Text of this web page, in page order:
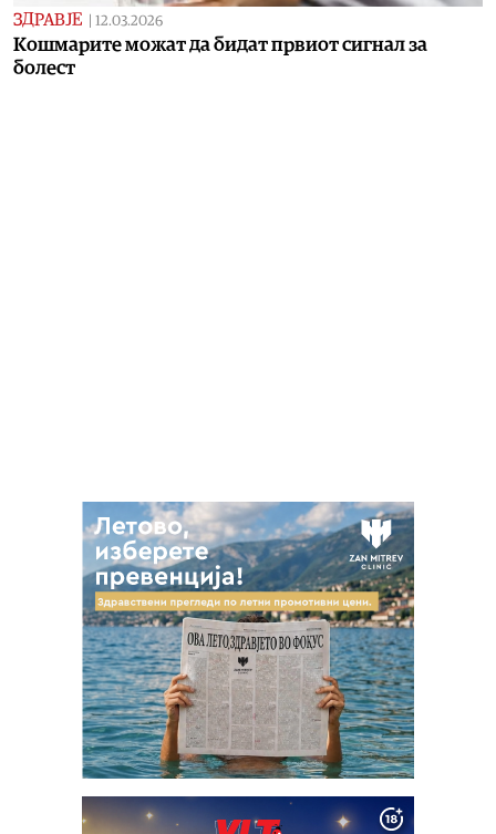
ЗДРАВЈЕ 12.03.2026
Кошмарите можат да бидат првиот сигнал за
болест